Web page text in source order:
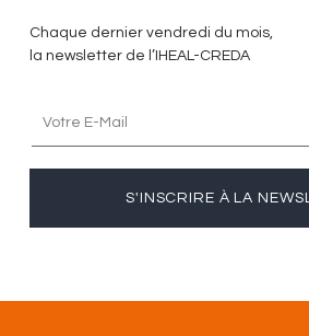
Chaque dernier vendredi du mois,
la newsletter de l’IHEAL-CREDA
S'INSCRIRE À LA